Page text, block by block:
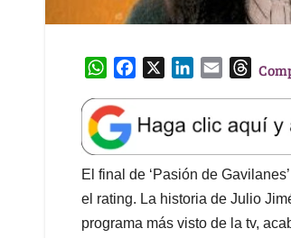
W
a
t
s
A
p
p
e
b
o
o
k
k
e
d
I
n
l
T
e
a
d
s
El final de ‘Pasión de
el rating. La historia de Julio
programa más visto de la tv,